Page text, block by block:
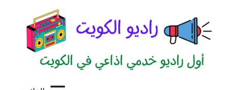
المحتوى